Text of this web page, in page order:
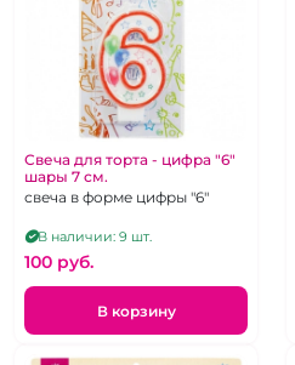
Свеча для торта - цифра "6"
шары 7 см.
свеча в форме цифры "6"
В наличии: 9 шт.
100 pуб.
В корзину